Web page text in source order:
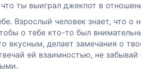
ты выиграл джекпот в
Взрослый человек знает, что о
о тебе кто-то был
вкусным, делает замечания о
ей взаимностью, не